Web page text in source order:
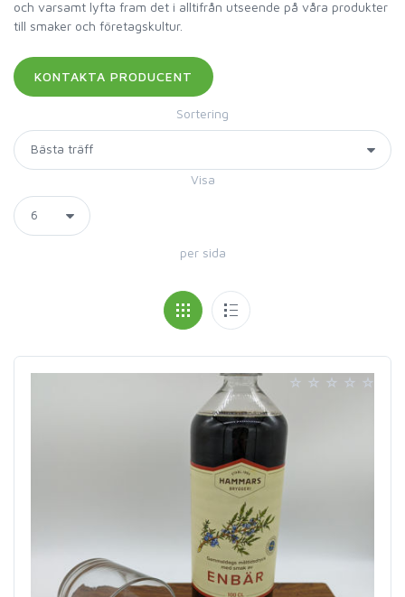
och varsamt lyfta fram det i alltifrån utseende på våra produkter
till smaker och företagskultur.
Sortering
Visa
per sida